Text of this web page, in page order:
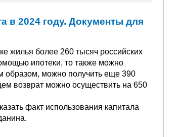
в 2024 году. Документы для
жилья более 260 тысяч российских
ипотеки, то также можно
образом, можно получить еще 390
возврат можно осуществить на 650
факт использования капитала